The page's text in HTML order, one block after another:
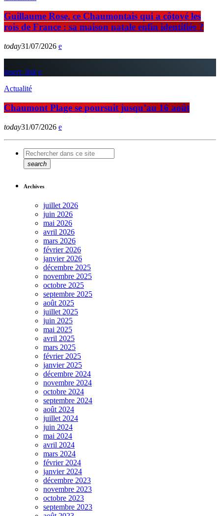
Guillaume Rose, ce Chaumontais qui a côtoyé les
rois de France : sa maison natale enfin identifiée ?
today31/07/2026
insert_link
Actualité
Chaumont Plage se poursuit jusqu’au 16 août
today31/07/2026
search
Archives
juillet 2026
juin 2026
mai 2026
avril 2026
mars 2026
février 2026
janvier 2026
décembre 2025
novembre 2025
octobre 2025
septembre 2025
août 2025
juillet 2025
juin 2025
mai 2025
avril 2025
mars 2025
février 2025
janvier 2025
décembre 2024
novembre 2024
octobre 2024
septembre 2024
août 2024
juillet 2024
juin 2024
mai 2024
avril 2024
mars 2024
février 2024
janvier 2024
décembre 2023
novembre 2023
octobre 2023
septembre 2023